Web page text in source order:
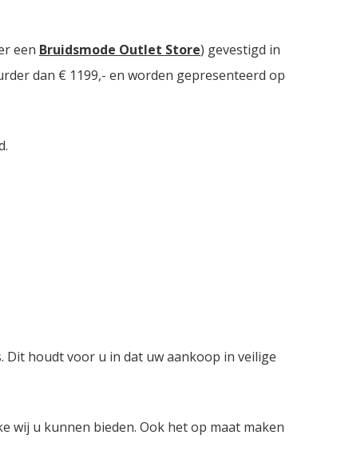
een Bruidsmode Outlet Store) gevestigd in
dan € 1199,- en worden gepresenteerd op
Dit houdt voor u in dat uw aankoop in veilige
wij u kunnen bieden. Ook het op maat maken